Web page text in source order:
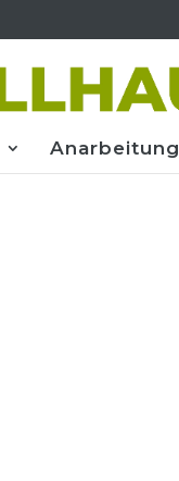
Anarbeitung